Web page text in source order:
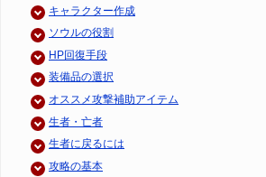
キャラクター作成
ソウルの役割
HP回復手段
装備品の選択
オススメ攻撃補助アイテム
生者・亡者
生者に戻るには
攻略の基本